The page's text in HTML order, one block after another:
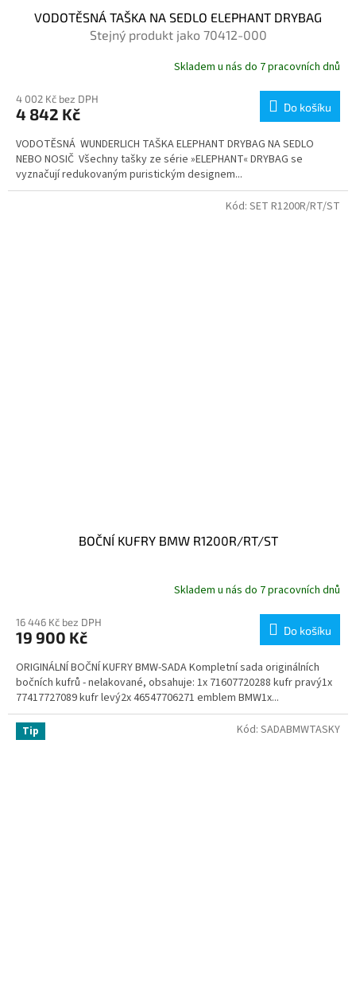
VODOTĚSNÁ TAŠKA NA SEDLO ELEPHANT DRYBAG
Stejný produkt jako 70412-000
Skladem u nás do 7 pracovních dnů
4 002 Kč bez DPH
4 842 Kč Do košíku
VODOTĚSNÁ WUNDERLICH TAŠKA ELEPHANT DRYBAG NA SEDLO
NEBO NOSIČ Všechny tašky ze série »ELEPHANT« DRYBAG se
vyznačují redukovaným puristickým designem...
BOČNÍ KUFRY BMW R1200R/RT/ST
Skladem u nás do 7 pracovních dnů
16 446 Kč bez DPH
19 900 Kč Do košíku
ORIGINÁLNÍ BOČNÍ KUFRY BMW-SADA Kompletní sada originálních
bočních kufrů - nelakované, obsahuje: 1x 71607720288 kufr pravý1x
77417727089 kufr levý2x 46547706271 emblem BMW1x...
Kód: SET R1200R/RT/ST
Tip Kód: SADABMWTASKY